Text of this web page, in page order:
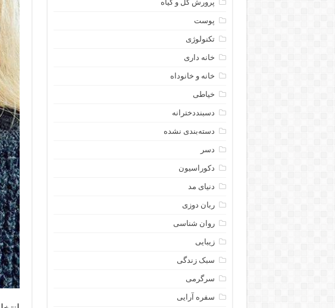
پرورش گل و گیاه
پوست
تکنولوژی
خانه داری
خانه و خانوداه
خیاطی
دسبنددخترانه
دسته‌بندی نشده
دسر
دکوراسیون
دنیای مد
ربان دوزی
روان شناسی
زیبایی
سبک زندگی
سرگرمی
سفره آرایی